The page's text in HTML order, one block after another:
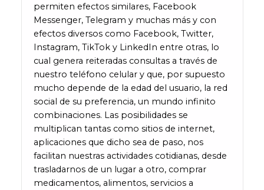
permiten efectos similares, Facebook
Messenger, Telegram y muchas más y con
efectos diversos como Facebook, Twitter,
Instagram, TikTok y LinkedIn entre otras, lo
cual genera reiteradas consultas a través de
nuestro teléfono celular y que, por supuesto
mucho depende de la edad del usuario, la red
social de su preferencia, un mundo infinito
combinaciones. Las posibilidades se
multiplican tantas como sitios de internet,
aplicaciones que dicho sea de paso, nos
facilitan nuestras actividades cotidianas, desde
trasladarnos de un lugar a otro, comprar
medicamentos, alimentos, servicios a